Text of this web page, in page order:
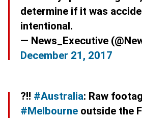
determine if it was
intentional.
— News_Executive
December 21, 2017
?‼️ #Australia: Raw
#Melbourne outside the